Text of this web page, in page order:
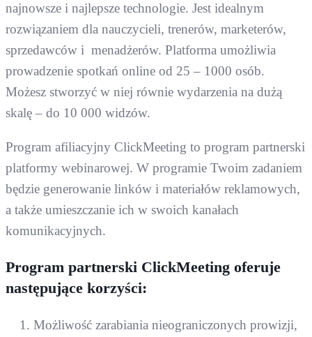
najnowsze i najlepsze technologie. Jest idealnym
rozwiązaniem dla nauczycieli, trenerów, marketerów,
sprzedawców i menadżerów. Platforma umożliwia
prowadzenie spotkań online od 25 – 1000 osób.
Możesz stworzyć w niej równie wydarzenia na dużą
skalę – do 10 000 widzów.
Program afiliacyjny ClickMeeting to program partnerski
platformy webinarowej. W programie Twoim zadaniem
będzie generowanie linków i materiałów reklamowych,
a także umieszczanie ich w swoich kanałach
komunikacyjnych.
Program partnerski ClickMeeting oferuje
następujące korzyści:
Możliwość zarabiania nieograniczonych prowizji,